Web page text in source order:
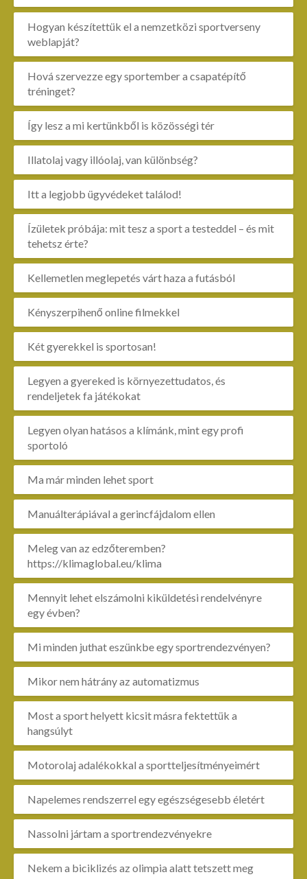
Hogyan készítettük el a nemzetközi sportverseny
weblapját?
Hová szervezze egy sportember a csapatépítő
tréninget?
Így lesz a mi kertünkből is közösségi tér
Illatolaj vagy illóolaj, van különbség?
Itt a legjobb ügyvédeket találod!
Ízületek próbája: mit tesz a sport a testeddel – és mit
tehetsz érte?
Kellemetlen meglepetés várt haza a futásból
Kényszerpihenő online filmekkel
Két gyerekkel is sportosan!
Legyen a gyereked is környezettudatos, és
rendeljetek fa játékokat
Legyen olyan hatásos a klímánk, mint egy profi
sportoló
Ma már minden lehet sport
Manuálterápiával a gerincfájdalom ellen
Meleg van az edzőteremben?
https://klimaglobal.eu/klima
Mennyit lehet elszámolni kiküldetési rendelvényre
egy évben?
Mi minden juthat eszünkbe egy sportrendezvényen?
Mikor nem hátrány az automatizmus
Most a sport helyett kicsit másra fektettük a
hangsúlyt
Motorolaj adalékokkal a sportteljesítményeimért
Napelemes rendszerrel egy egészségesebb életért
Nassolni jártam a sportrendezvényekre
Nekem a biciklizés az olimpia alatt tetszett meg